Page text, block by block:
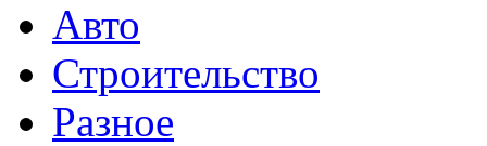
Авто
Строительство
Разное